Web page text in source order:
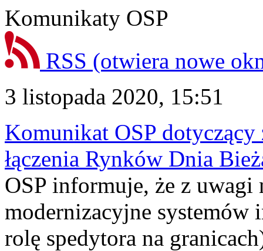
Komunikaty OSP
RSS (otwiera nowe
3 listopada 2020, 15:51
Komunikat OSP dotyczący
łączenia Rynków Dnia
OSP informuje, że z uwagi
modernizacyjne systemów
rolę spedytora na